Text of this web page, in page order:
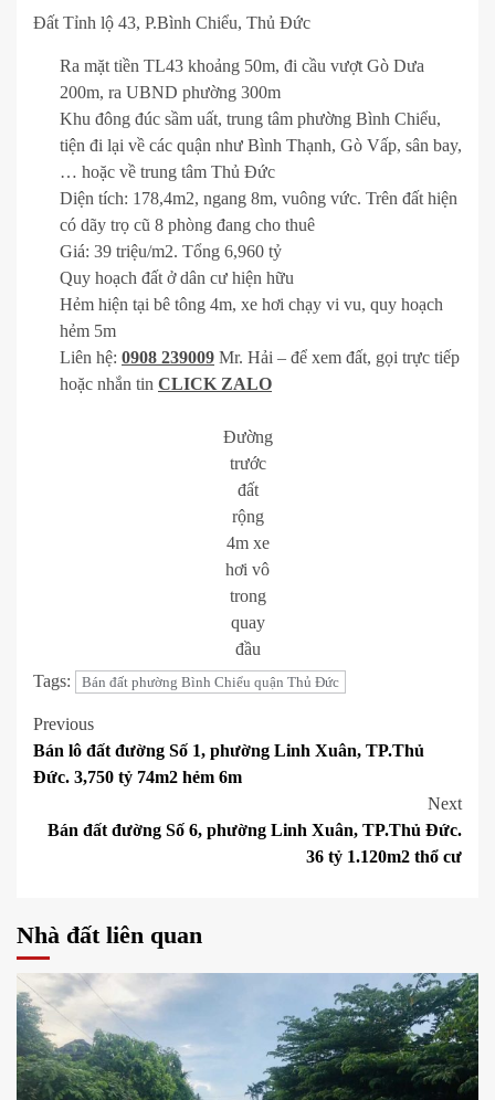
Đất Tỉnh lộ 43, P.Bình Chiểu, Thủ Đức
Ra mặt tiền TL43 khoảng 50m, đi cầu vượt Gò Dưa
200m, ra UBND phường 300m
Khu đông đúc sầm uất, trung tâm phường Bình Chiểu,
tiện đi lại về các quận như Bình Thạnh, Gò Vấp, sân bay,
… hoặc về trung tâm Thủ Đức
Diện tích: 178,4m2, ngang 8m, vuông vức. Trên đất hiện
có dãy trọ cũ 8 phòng đang cho thuê
Giá: 39 triệu/m2. Tổng 6,960 tỷ
Quy hoạch đất ở dân cư hiện hữu
Hẻm hiện tại bê tông 4m, xe hơi chạy vi vu, quy hoạch
hẻm 5m
Liên hệ: 0908 239009 Mr. Hải – để xem đất, gọi trực tiếp
hoặc nhắn tin CLICK ZALO
Đường
trước
đất
rộng
4m xe
hơi vô
trong
quay
đầu
Tags:
Bán đất phường Bình Chiểu quận Thủ Đức
Post
navigation
Previous
Bán lô đất đường Số 1, phường Linh Xuân, TP.Thủ
Đức. 3,750 tỷ 74m2 hẻm 6m
Next
Bán đất đường Số 6, phường Linh Xuân, TP.Thủ Đức.
36 tỷ 1.120m2 thổ cư
Nhà đất liên quan